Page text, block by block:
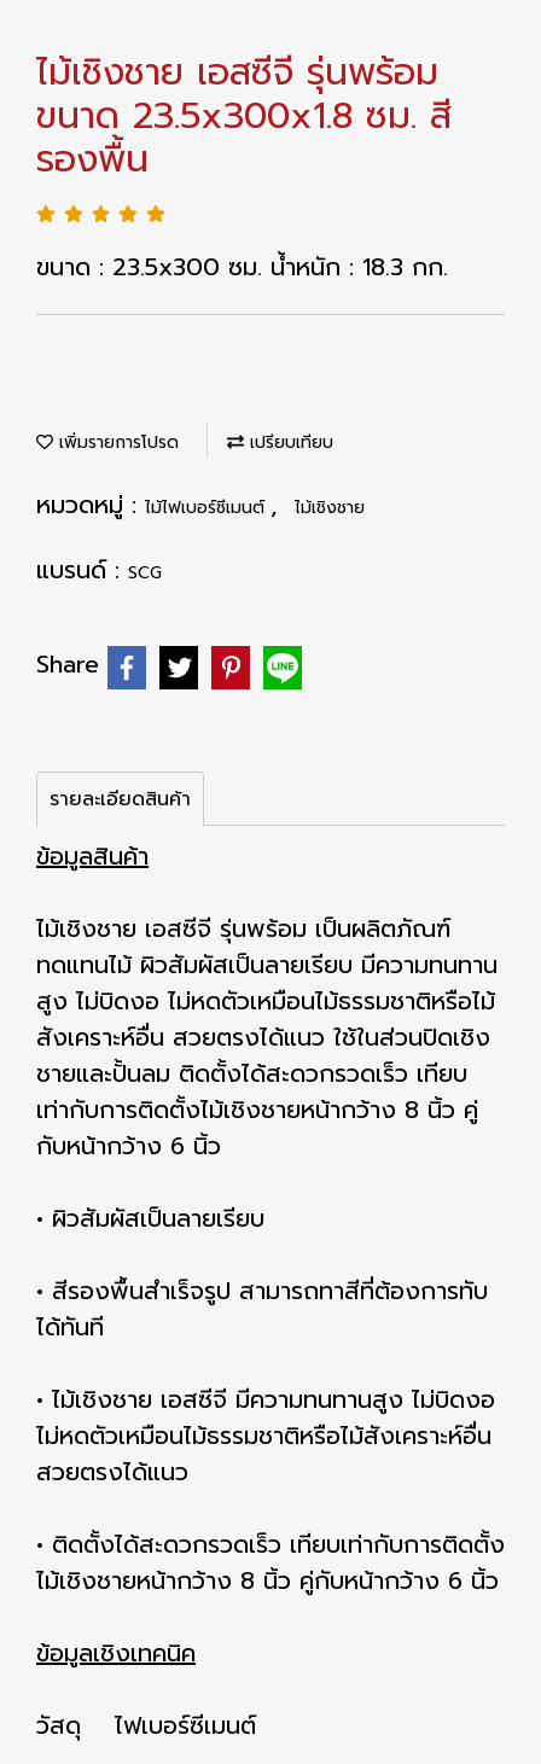
ไม้เชิงชาย เอสซีจี รุ่นพร้อม
ขนาด 23.5x300x1.8 ซม. สี
รองพื้น
ขนาด : 23.5x300 ซม. น้ำหนัก : 18.3 กก.
เพิ่มรายการโปรด เปรียบเทียบ
หมวดหมู่ : ไม้ไฟเบอร์ซีเมนต์ , ไม้เชิงชาย
แบรนด์ : SCG
Share
รายละเอียดสินค้า
ข้อมูลสินค้า
ไม้เชิงชาย เอสซีจี รุ่นพร้อม เป็นผลิตภัณฑ์
ทดแทนไม้ ผิวสัมผัสเป็นลายเรียบ มีความทนทาน
สูง ไม่บิดงอ ไม่หดตัวเหมือนไม้ธรรมชาติหรือไม้
สังเคราะห์อื่น สวยตรงได้แนว ใช้ในส่วนปิดเชิง
ชายและปั้นลม ติดตั้งได้สะดวกรวดเร็ว เทียบ
เท่ากับการติดตั้งไม้เชิงชายหน้ากว้าง 8 นิ้ว คู่
กับหน้ากว้าง 6 นิ้ว
• ผิวสัมผัสเป็นลายเรียบ
• สีรองพื้นสำเร็จรูป สามารถทาสีที่ต้องการทับ
ได้ทันที
• ไม้เชิงชาย เอสซีจี มีความทนทานสูง ไม่บิดงอ
ไม่หดตัวเหมือนไม้ธรรมชาติหรือไม้สังเคราะห์อื่น
สวยตรงได้แนว
• ติดตั้งได้สะดวกรวดเร็ว เทียบเท่ากับการติดตั้ง
ไม้เชิงชายหน้ากว้าง 8 นิ้ว คู่กับหน้ากว้าง 6 นิ้ว
ข้อมูลเชิงเทคนิค
วัสดุ ไฟเบอร์ซีเมนต์